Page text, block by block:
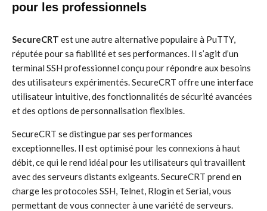
pour les professionnels
SecureCRT est une autre alternative populaire à PuTTY,
réputée pour sa fiabilité et ses performances. Il s’agit d’un
terminal SSH professionnel conçu pour répondre aux besoins
des utilisateurs expérimentés. SecureCRT offre une interface
utilisateur intuitive, des fonctionnalités de sécurité avancées
et des options de personnalisation flexibles.
SecureCRT se distingue par ses performances
exceptionnelles. Il est optimisé pour les connexions à haut
débit, ce qui le rend idéal pour les utilisateurs qui travaillent
avec des serveurs distants exigeants. SecureCRT prend en
charge les protocoles SSH, Telnet, Rlogin et Serial, vous
permettant de vous connecter à une variété de serveurs.